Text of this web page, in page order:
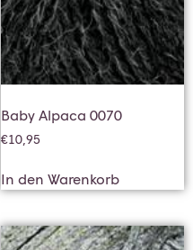
Baby Alpaca 0070
€10,95
In den Warenkorb